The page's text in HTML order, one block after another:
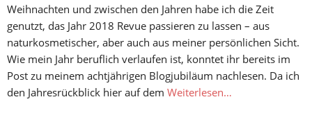
Weihnachten und zwischen den Jahren habe ich die Zeit
genutzt, das Jahr 2018 Revue passieren zu lassen – aus
naturkosmetischer, aber auch aus meiner persönlichen Sicht.
Wie mein Jahr beruflich verlaufen ist, konntet ihr bereits im
Post zu meinem achtjährigen Blogjubiläum nachlesen. Da ich
den Jahresrückblick hier auf dem Weiterlesen…